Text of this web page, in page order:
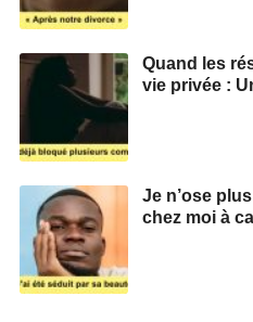
Quand les
vie privée :
Je n’ose
chez moi à